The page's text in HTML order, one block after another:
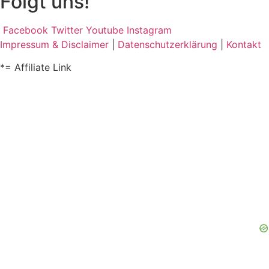
Facebook Twitter Youtube Instagram
Impressum & Disclaimer
Datenschutzerklärung
Kontakt
*= Affiliate Link